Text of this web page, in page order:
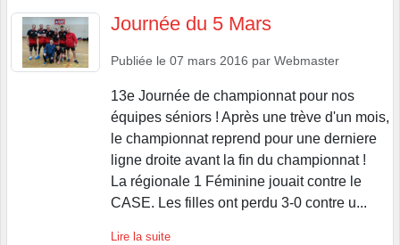
Journée du 5 Mars
Publiée le 07 mars 2016 par Webmaster
13e Journée de championnat pour nos
équipes séniors ! Après une trève d'un mois,
le championnat reprend pour une derniere
ligne droite avant la fin du championnat !
La régionale 1 Féminine jouait contre le
CASE. Les filles ont perdu 3-0 contre u...
Lire la suite